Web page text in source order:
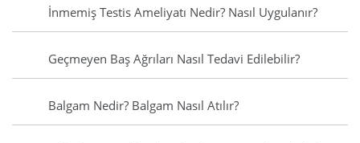
İnmemiş Testis Ameliyatı Nedir? Nasıl Uygulanır?
Geçmeyen Baş Ağrıları Nasıl Tedavi Edilebilir?
Balgam Nedir? Balgam Nasıl Atılır?